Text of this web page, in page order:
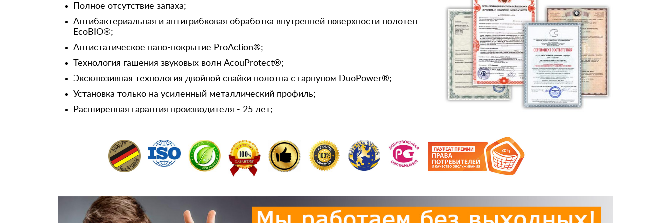
Полное отсутствие запаха;
Антибактериальная и антигрибковая обработка внутренней поверхности полотен
EcoBIO®;
Антистатическое нано-покрытие ProAction®;
Технология гашения звуковых волн AcouProtect®;
Эксклюзивная технология двойной спайки полотна с гарпуном DuoPower®;
Установка только на усиленный металлический профиль;
Расширенная гарантия производителя - 25 лет;